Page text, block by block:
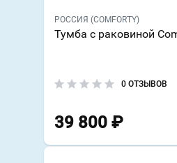
РОССИЯ (COMFORTY)
Тумба с раковиной
0 ОТЗЫВОВ
39 800 ₽